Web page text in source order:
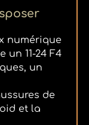
numérique
un 11-24 F4
un
de
et la